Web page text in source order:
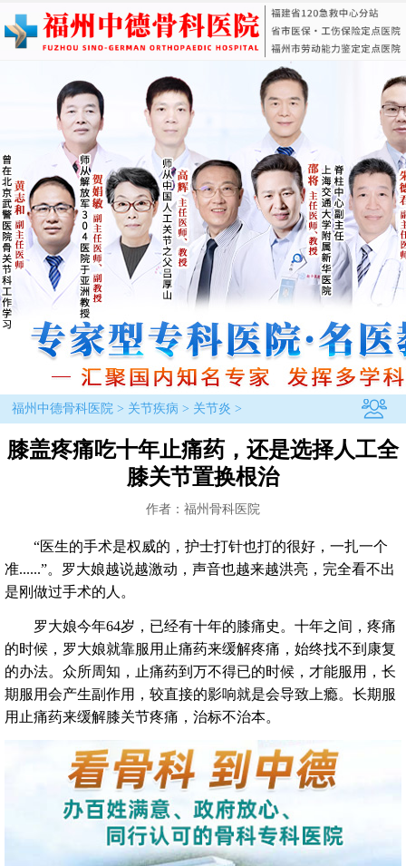
福州中德骨科医院> 关节疾病 > 关节炎 >
膝盖疼痛吃十年止痛药，还是选择人工全
膝关节置换根治
作者：福州骨科医院
“医生的手术是权威的，护士打针也打的很好，一扎一个
准......”。罗大娘越说越激动，声音也越来越洪亮，完全看不出
是刚做过手术的人。
罗大娘今年64岁，已经有十年的膝痛史。十年之间，疼痛
的时候，罗大娘就靠服用止痛药来缓解疼痛，始终找不到康复
的办法。众所周知，止痛药到万不得已的时候，才能服用，长
期服用会产生副作用，较直接的影响就是会导致上瘾。长期服
用止痛药来缓解膝关节疼痛，治标不治本。